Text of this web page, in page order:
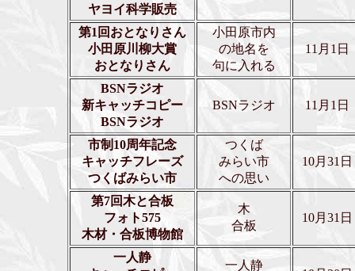
ヤヨイ科学販売
第1回おとなりさん
小田原川柳大賞
おとなりさん
小田原市内
の地名を
句に入れる
11月1日
BSNラジオ
新キャッチコピー
BSNラジオ
BSNラジオ 11月1日
市制10周年記念
キャッチフレーズ
つくばみらい市
つくば
みらい市
への思い
10月31日
第7回木と合板
フォト575
木材・合板博物館
木
合板
10月31日
一人静
一人静